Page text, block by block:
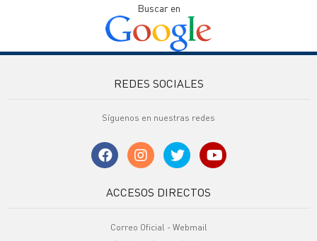
Buscar en
REDES SOCIALES
Síguenos en nuestras redes
ACCESOS DIRECTOS
Correo Oficial - Webmail